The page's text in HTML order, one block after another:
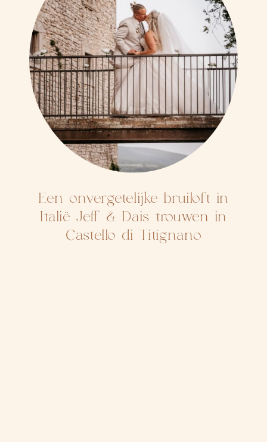
Een onvergetelijke bruiloft in
Italië Jeff & Dais trouwen in
Castello di Titignano